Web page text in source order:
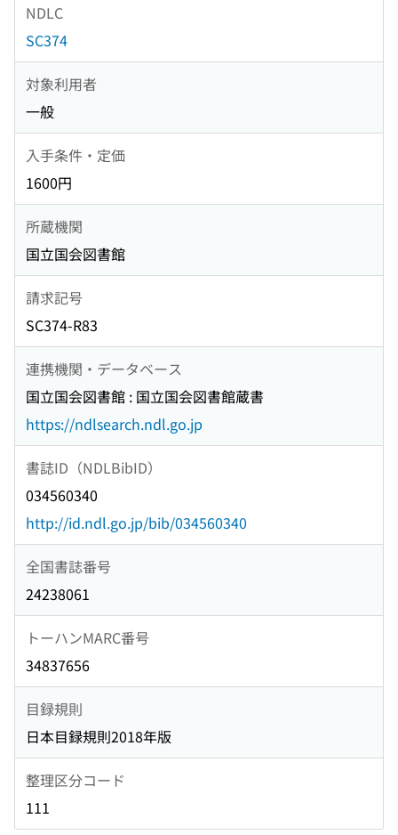
NDLC
SC374
対象利用者
一般
入手条件・定価
1600円
所蔵機関
国立国会図書館
請求記号
SC374-R83
連携機関・データベース
国立国会図書館 : 国立国会図書館蔵書
https://ndlsearch.ndl.go.jp
書誌ID（NDLBibID）
034560340
http://id.ndl.go.jp/bib/034560340
全国書誌番号
24238061
トーハンMARC番号
34837656
目録規則
日本目録規則2018年版
整理区分コード
111